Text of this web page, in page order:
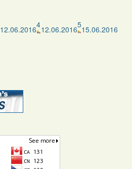
12.06.2016412.06.2016515.06.2016